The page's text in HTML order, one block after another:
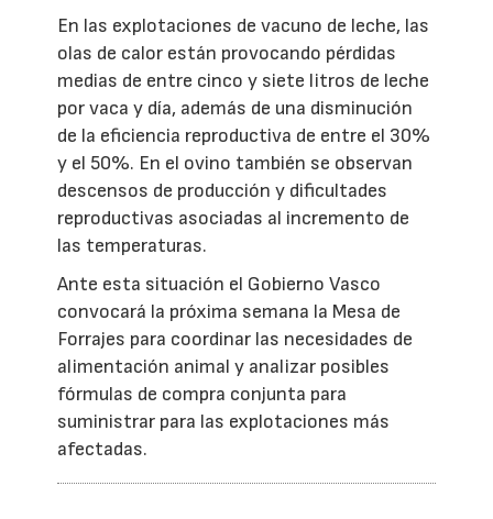
En las explotaciones de vacuno de leche, las
olas de calor están provocando pérdidas
medias de entre cinco y siete litros de leche
por vaca y día, además de una disminución
de la eficiencia reproductiva de entre el 30%
y el 50%. En el ovino también se observan
descensos de producción y dificultades
reproductivas asociadas al incremento de
las temperaturas.
Ante esta situación el Gobierno Vasco
convocará la próxima semana la Mesa de
Forrajes para coordinar las necesidades de
alimentación animal y analizar posibles
fórmulas de compra conjunta para
suministrar para las explotaciones más
afectadas.